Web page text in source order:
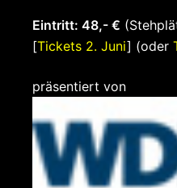
Eintritt: 48,- €
[Tickets 2. Juni] (oder
präsentiert von